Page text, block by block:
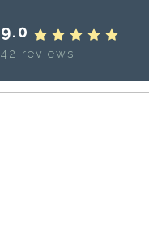
9.0
42 reviews